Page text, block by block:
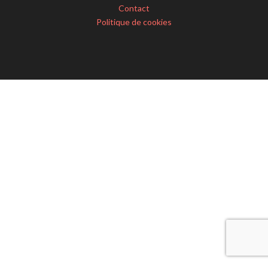
Contact
Politique de cookies